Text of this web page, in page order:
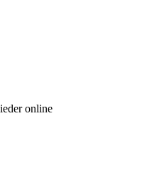
online